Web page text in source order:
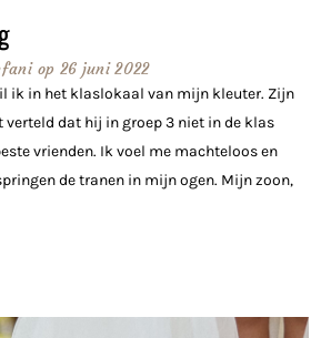
op 26 juni 2022
ik in het klaslokaal van mijn kleuter. Zijn
verteld dat hij in groep 3 niet in de klas
vrienden. Ik voel me machteloos en
de tranen in mijn ogen. Mijn zoon,